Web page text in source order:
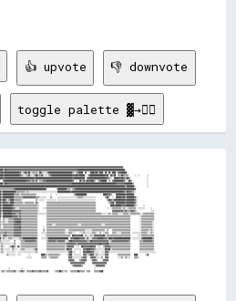
👍 upvote 👎 downvote
toggle palette ▓→✊🏽